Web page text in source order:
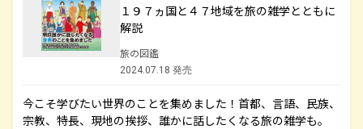
１９７ヵ国と４７地域を旅の雑学とともに
解説
旅の図鑑
2024.07.18 発売
今こそ学びたい世界のことを集めました！首都、言語、民族、
宗教、特長、現地の挨拶、誰かに話したくなる旅の雑学も。